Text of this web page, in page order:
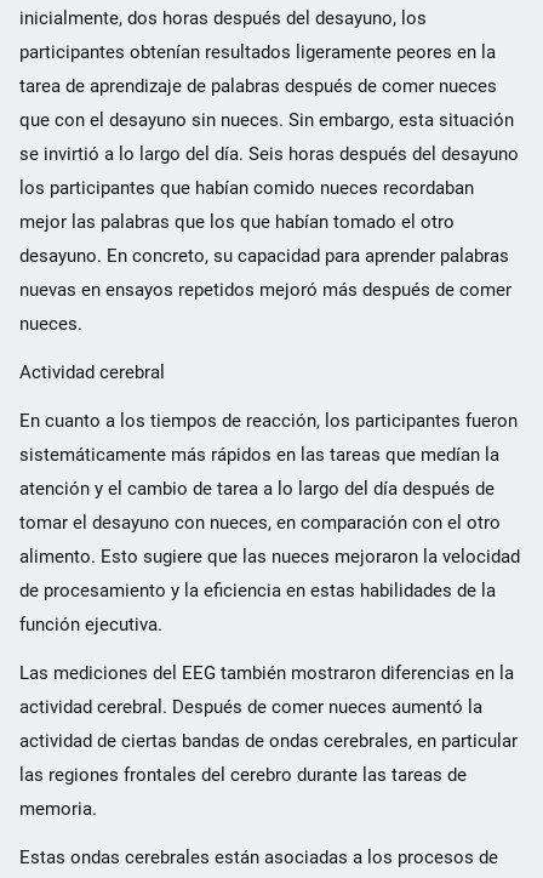
inicialmente, dos horas después del desayuno, los
participantes obtenían resultados ligeramente peores en la
tarea de aprendizaje de palabras después de comer nueces
que con el desayuno sin nueces. Sin embargo, esta situación
se invirtió a lo largo del día. Seis horas después del desayuno
los participantes que habían comido nueces recordaban
mejor las palabras que los que habían tomado el otro
desayuno. En concreto, su capacidad para aprender palabras
nuevas en ensayos repetidos mejoró más después de comer
nueces.
Actividad cerebral
En cuanto a los tiempos de reacción, los participantes fueron
sistemáticamente más rápidos en las tareas que medían la
atención y el cambio de tarea a lo largo del día después de
tomar el desayuno con nueces, en comparación con el otro
alimento. Esto sugiere que las nueces mejoraron la velocidad
de procesamiento y la eficiencia en estas habilidades de la
función ejecutiva.
Las mediciones del EEG también mostraron diferencias en la
actividad cerebral. Después de comer nueces aumentó la
actividad de ciertas bandas de ondas cerebrales, en particular
las regiones frontales del cerebro durante las tareas de
memoria.
Estas ondas cerebrales están asociadas a los procesos de